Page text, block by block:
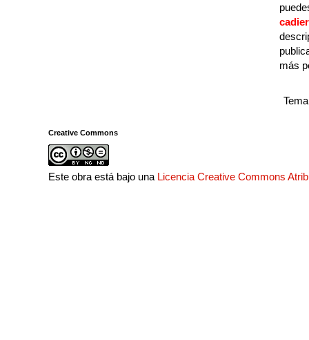
más
Creative Commons
Este obra está bajo una Licencia Creative Commons